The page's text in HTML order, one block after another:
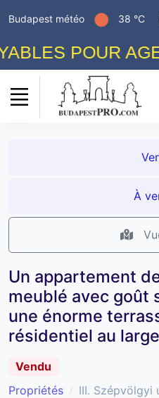
Budapest météo 38 °C
POUR
À
Un appartement
meublé avec goût
une énorme
résidentiel au
Vendu
Propriétés
III. Szépvölgyi